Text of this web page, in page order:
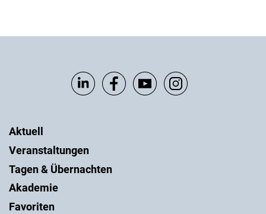
Aktuell
Veranstaltungen
Tagen & Übernachten
Akademie
Favoriten